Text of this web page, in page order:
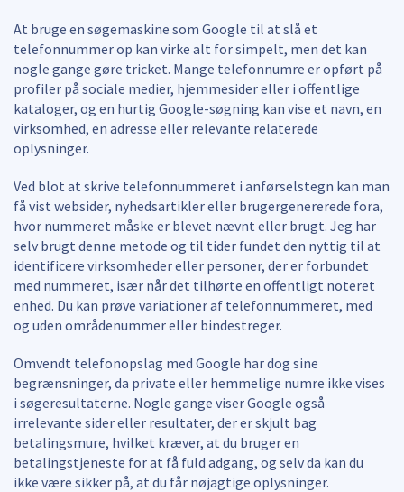
At bruge en søgemaskine som Google til at slå et
telefonnummer op kan virke alt for simpelt, men det kan
nogle gange gøre tricket. Mange telefonnumre er opført på
profiler på sociale medier, hjemmesider eller i offentlige
kataloger, og en hurtig Google-søgning kan vise et navn, en
virksomhed, en adresse eller relevante relaterede
oplysninger.
Ved blot at skrive telefonnummeret i anførselstegn kan man
få vist websider, nyhedsartikler eller brugergenererede fora,
hvor nummeret måske er blevet nævnt eller brugt. Jeg har
selv brugt denne metode og til tider fundet den nyttig til at
identificere virksomheder eller personer, der er forbundet
med nummeret, især når det tilhørte en offentligt noteret
enhed. Du kan prøve variationer af telefonnummeret, med
og uden områdenummer eller bindestreger.
Omvendt telefonopslag med Google har dog sine
begrænsninger, da private eller hemmelige numre ikke vises
i søgeresultaterne. Nogle gange viser Google også
irrelevante sider eller resultater, der er skjult bag
betalingsmure, hvilket kræver, at du bruger en
betalingstjeneste for at få fuld adgang, og selv da kan du
ikke være sikker på, at du får nøjagtige oplysninger.